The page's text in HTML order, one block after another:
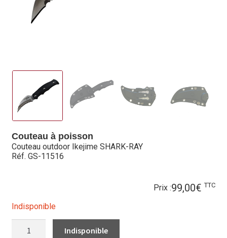
Hall of Fame
Mentions légales
Mon Compte
Partenaires
Plan du site
Politique en matière de remboursements et de retours
Questions / Réponses
Couteau à poisson
Couteau outdoor Ikejime SHARK-RAY
Réf. GS-11516
Prix :99,00€ TTC
Indisponible